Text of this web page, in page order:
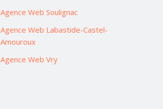
Agence Web Soulignac
Agence Web Labastide-Castel-
Amouroux
Agence Web Vry